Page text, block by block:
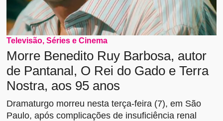
Televisão, Séries e Cinema
Morre Benedito Ruy Barbosa, autor
de Pantanal, O Rei do Gado e Terra
Nostra, aos 95 anos
Dramaturgo morreu nesta terça-feira (7), em São
Paulo, após complicações de insuficiência renal